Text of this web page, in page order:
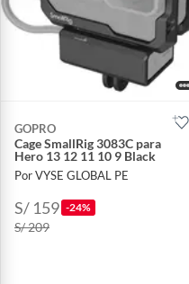
GOPRO
Cage SmallRig 3083C para
Hero 13 12 11 10 9 Black
Por VYSE GLOBAL PE
S/ 159 -24%
S/ 209